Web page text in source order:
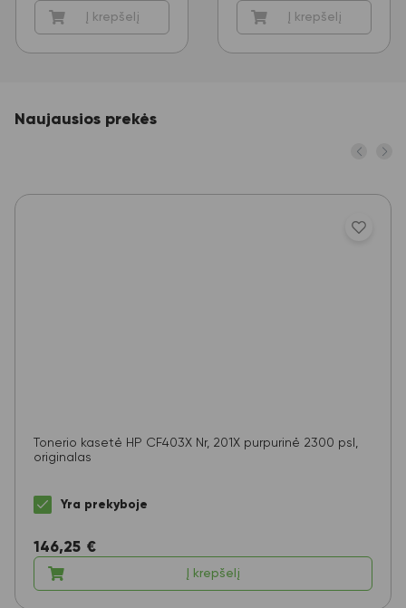
Į krepšelį Į krepšelį
Naujausios prekės
Tonerio kasetė HP CF403X Nr, 201X purpurinė 2300 psl,
originalas
Yra prekyboje
146,25 €
Į krepšelį